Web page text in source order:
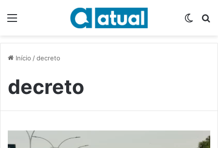
Início /decreto
decreto